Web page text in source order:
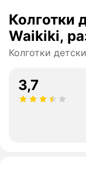
Колготки
Waikiki,
Колготки
3,7